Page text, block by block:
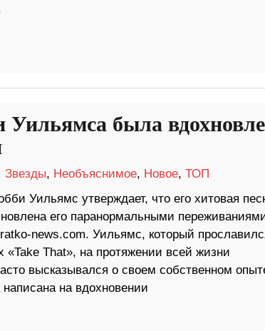
Уильямса была
Звезды, Необъяснимое, Новое, ТОП
Уильямс утверждает, что его хитовая
​​его паранормальными
news.com. Уильямс, который
«Take That», на протяжении всей жизни
высказывался о своем собственном
на вдохновении